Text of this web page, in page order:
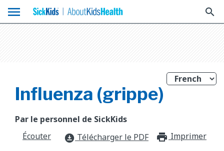
menu search
Influenza (grippe)
Par le personnel de SickKids
Écouter
download_for_offline Télécharger le PDF Imprimer